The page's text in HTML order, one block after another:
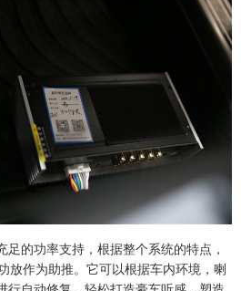
的功率支持，根据整个系统的特点，
放作为助推。它可以根据车内环境，喇